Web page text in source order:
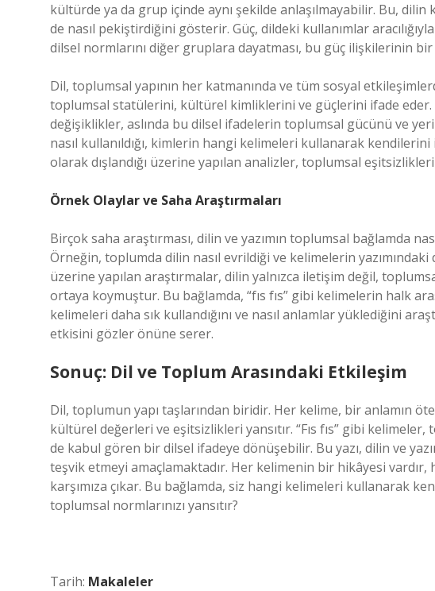
kültürde ya da grup içinde aynı şekilde anlaşılmayabilir. Bu,
de nasıl pekiştirdiğini gösterir. Güç, dildeki kullanımlar
dilsel normlarını diğer gruplara dayatması, bu güç ilişkilerinin bir
Dil, toplumsal yapının her katmanında ve tüm sosyal
toplumsal statülerini, kültürel kimliklerini ve güçlerini ifade eder.
değişiklikler, aslında bu dilsel ifadelerin toplumsal gücünü ve
nasıl kullanıldığı, kimlerin hangi kelimeleri kullanarak
olarak dışlandığı üzerine yapılan analizler, toplumsal
Örnek Olaylar ve Saha Araştırmaları
Birçok saha araştırması, dilin ve yazımın toplumsal bağlamda
Örneğin, toplumda dilin nasıl evrildiği ve kelimelerin yazımındaki
üzerine yapılan araştırmalar, dilin yalnızca iletişim değil,
ortaya koymuştur. Bu bağlamda, “fıs fıs” gibi kelimelerin halk
kelimeleri daha sık kullandığını ve nasıl anlamlar yüklediğini
etkisini gözler önüne serer.
Sonuç: Dil ve Toplum Arasındaki Etkileşim
Dil, toplumun yapı taşlarından biridir. Her kelime, bir anlamın
kültürel değerleri ve eşitsizlikleri yansıtır. “Fıs fıs” gibi kelimeler,
de kabul gören bir dilsel ifadeye dönüşebilir. Bu yazı, dilin ve
teşvik etmeyi amaçlamaktadır. Her kelimenin bir hikâyesi vardır,
karşımıza çıkar. Bu bağlamda, siz hangi kelimeleri kullanarak
toplumsal normlarınızı yansıtır?
Tarih: Makaleler